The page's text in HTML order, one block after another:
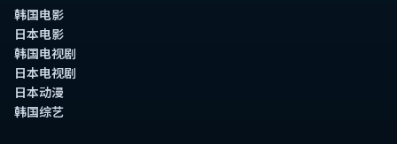
韩国电影
日本电影
韩国电视剧
日本电视剧
日本动漫
韩国综艺